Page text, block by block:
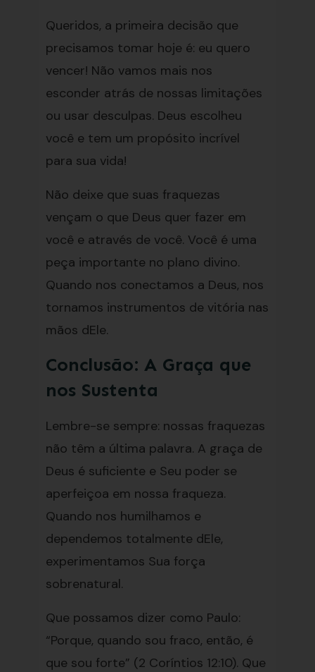
Queridos, a primeira decisão que
precisamos tomar hoje é: eu quero
vencer! Não vamos mais nos
esconder atrás de nossas limitações
ou usar desculpas. Deus escolheu
você e tem um propósito incrível
para sua vida!
Não deixe que suas fraquezas
vençam o que Deus quer fazer em
você e através de você. Você é uma
peça importante no plano divino.
Quando nos conectamos a Deus, nos
tornamos instrumentos de vitória nas
mãos dEle.
Conclusão: A Graça que
nos Sustenta
Lembre-se sempre: nossas fraquezas
não têm a última palavra. A graça de
Deus é suficiente e Seu poder se
aperfeiçoa em nossa fraqueza.
Quando nos humilhamos e
dependemos totalmente dEle,
experimentamos Sua força
sobrenatural.
Que possamos dizer como Paulo:
“Porque, quando sou fraco, então, é
que sou forte” (2 Coríntios 12:10). Que